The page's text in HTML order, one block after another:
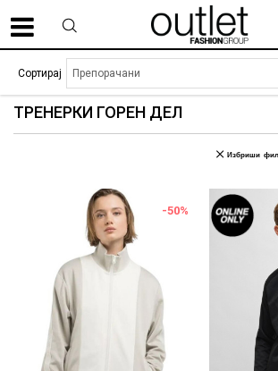
ТРЕНЕРКИ ГОРЕН ДЕЛ
Сортирај
Избриши
-50%